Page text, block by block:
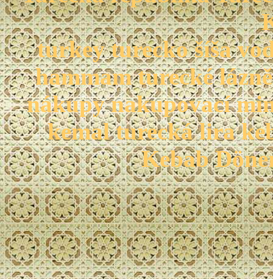
turkey turecko šíša
hammam turecké
nákupy nakupovací
kemal turecká lira
Kebab